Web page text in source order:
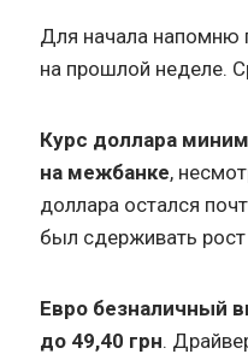
Для начала напомню
на прошлой неделе.
Курс доллара
на межбанке,
доллара остался
был сдерживать
Евро безналичный
до 49,40 грн.